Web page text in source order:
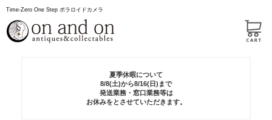
Time-Zero One Step ポラロイドカメラ
夏季休暇について
8/8(土)から8/16(日)まで
発送業務・窓口業務等は
お休みをとさせていただきます。